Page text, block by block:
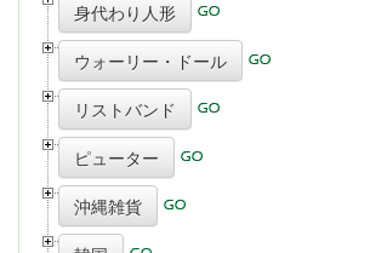
身代わり人形
ウォーリー・ドール
リストバンド
ピューター
沖縄雑貨